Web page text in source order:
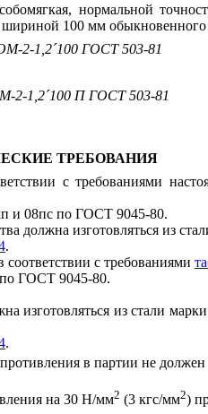
нормальной
шириной 100 мм обыкновенного
2-1,2´100 ГОСТ 503-81
2-1,2´100 П ГОСТ 503-81
ТРЕБОВАНИЯ
с требованиями
и 08пс по ГОСТ 9045-80.
должна изготовляться из
.
с требованиями
ГОСТ 9045-80.
изготовляться из стали
.
в партии не
на 30 Н/мм2 (3 кгс/мм2)